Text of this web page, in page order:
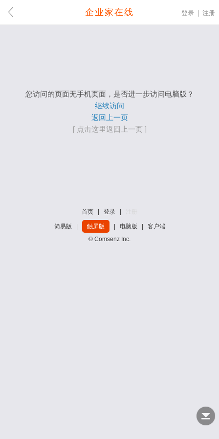
企业家在线 登录 注册
您访问的页面无手机页面，是否进一步访问电脑版？
继续访问
返回上一页
[ 点击这里返回上一页 ]
首页 登录
简易版 触屏版 电脑版
客户端
© Comsenz Inc.